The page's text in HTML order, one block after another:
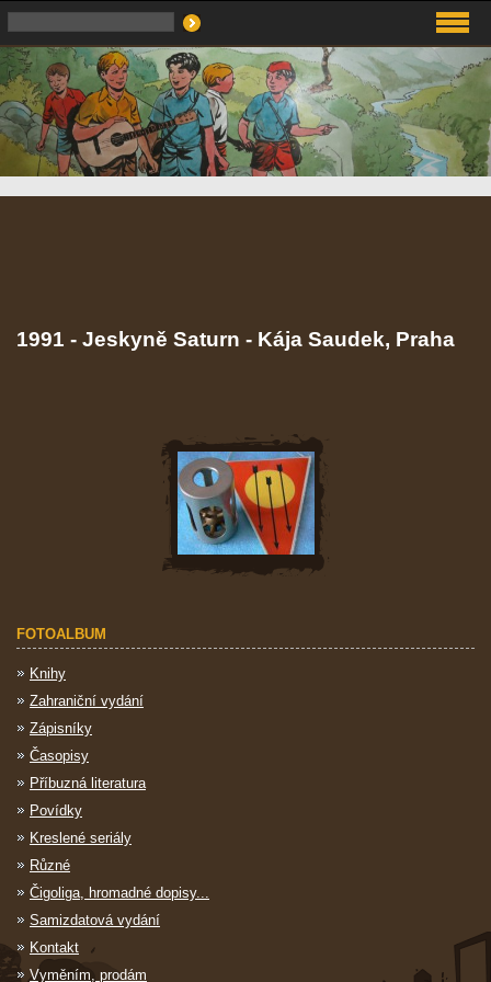
1991 - Jeskyně Saturn - Kája Saudek, Praha
FOTOALBUM
Knihy
Zahraniční vydání
Zápisníky
Časopisy
Příbuzná literatura
Povídky
Kreslené seriály
Různé
Čigoliga, hromadné dopisy...
Samizdatová vydání
Kontakt
Vyměním, prodám